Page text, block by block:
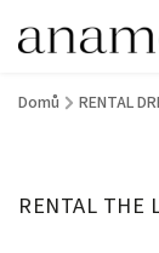
Domů / RENTAL
RENTAL THE